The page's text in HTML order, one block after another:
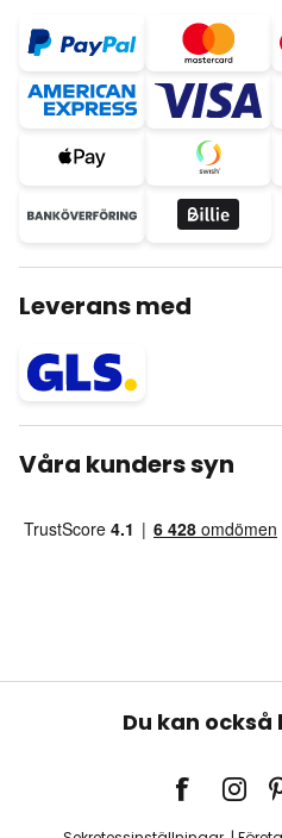
Leverans med
Våra kunders syn
Du kan